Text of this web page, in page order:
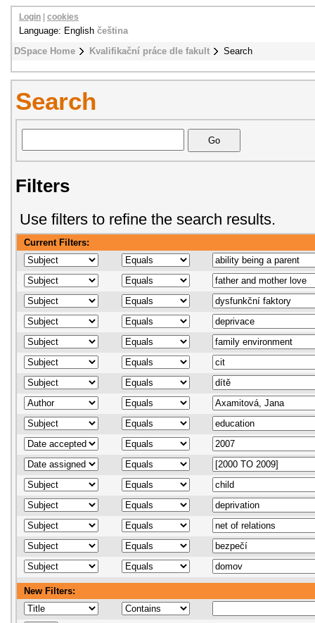
DSpace Home Kvalifikační práce dle fakult Search
Login cookies
Language: English čeština
Search
Filters
Use filters to refine the search results.
Current Filters:
New Filters: